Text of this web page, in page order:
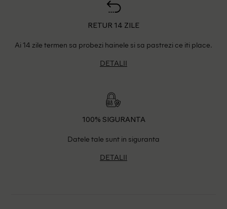
RETUR 14 ZILE
Ai 14 zile termen sa probezi hainele si sa pastrezi ce iti place.
DETALII
100% SIGURANTA
Datele tale sunt in siguranta
DETALII